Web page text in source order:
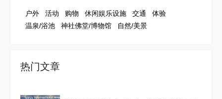
户外 活动 购物 休闲娱乐设施 交通
体验
温泉/浴池
神社佛堂/博物馆 自然/美景
热门文章